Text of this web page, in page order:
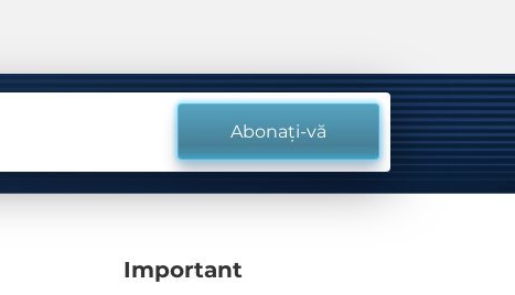
Abonați-vă
Important